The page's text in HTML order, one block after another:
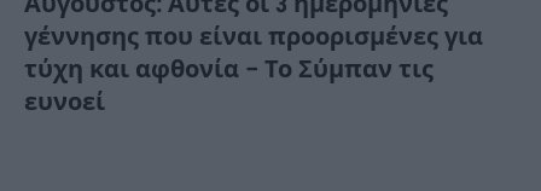
γέννησης που είναι προορισμένες για
τύχη και αφθονία – Το Σύμπαν τις
ευνοεί